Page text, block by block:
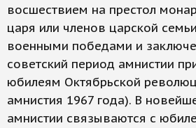
восшествием на престол
царя или членов царской
военными победами и
советский период амнистии
юбилеям Октябрьской
амнистия 1967 года). В
амнистии связываются с